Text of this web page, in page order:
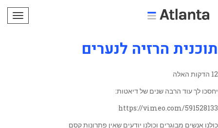
תוכנית הרזיה לנערים
12 הדקות האלה
יחסכו לך עוד הרבה שנים של דיאטות:
https://vimeo.com/591528133
כולנו אנשים מבוגרים וכולנו יודעים שאין פתרונות קסם